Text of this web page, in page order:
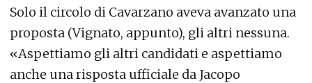
Solo il circolo di Cavarzano aveva avanzato una
proposta (Vignato, appunto), gli altri nessuna.
«Aspettiamo gli altri candidati e aspettiamo
anche una risposta ufficiale da Jacopo